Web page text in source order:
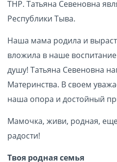
ТНР. Татьяна Севеновна
Республики Тыва.
Наша мама родила и
вложила в наше
душу! Татьяна Севеновна
Материнства. В своем
наша опора и достойный
Мамочка, живи, родная,
радости!
Твоя родная семья